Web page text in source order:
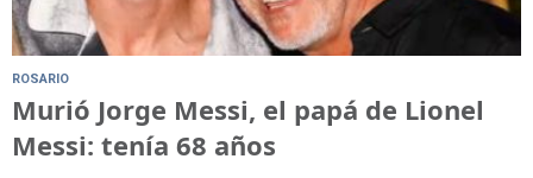
ROSARIO
Murió Jorge Messi, el papá de Lionel
Messi: tenía 68 años